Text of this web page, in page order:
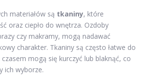
materiałów są tkaniny, które
oraz ciepło do wnętrza. Ozdoby
czy makramy, mogą nadawać
charakter. Tkaniny są często łatwe do
mogą się kurczyć lub blaknąć, co
ich wyborze.